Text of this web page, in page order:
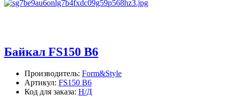
Байкал FS150 B6
Производитель: Form&Style
Артикул: FS150 B6
Код для заказа: Н/Д